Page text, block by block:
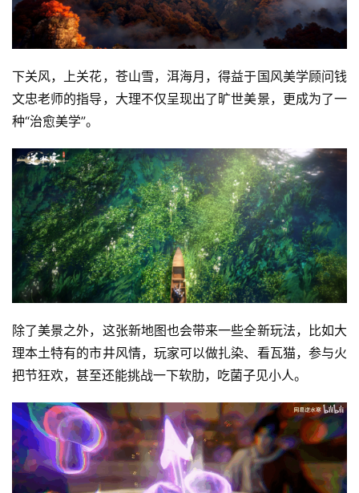
下关风，上关花，苍山雪，洱海月，得益于国风美学顾问钱
文忠老师的指导，大理不仅呈现出了旷世美景，更成为了一
种“治愈美学”。
除了美景之外，这张新地图也会带来一些全新玩法，比如大
理本土特有的市井风情，玩家可以做扎染、看瓦猫，参与火
把节狂欢，甚至还能挑战一下软肋，吃菌子见小人。